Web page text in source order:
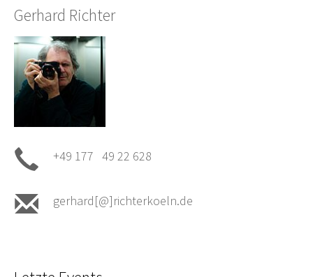
Gerhard Richter
+49 177 49 22 628
gerhard[@]richterkoeln.de